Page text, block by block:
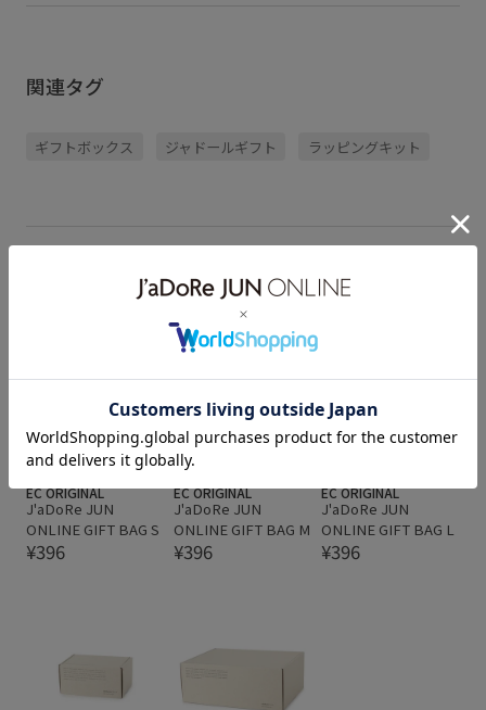
関連タグ
ギフトボックス ジャドールギフト ラッピングキット
オリジナルギフトパッケージ
EC ORIGINAL
J'aDoRe JUN
ONLINE GIFT BAG S
¥396
EC ORIGINAL
J'aDoRe JUN
ONLINE GIFT BAG M
¥396
EC ORIGINAL
J'aDoRe JUN
ONLINE GIFT BAG L
¥396